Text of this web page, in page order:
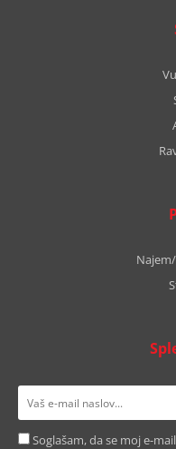
Soglašam, da se moj e-